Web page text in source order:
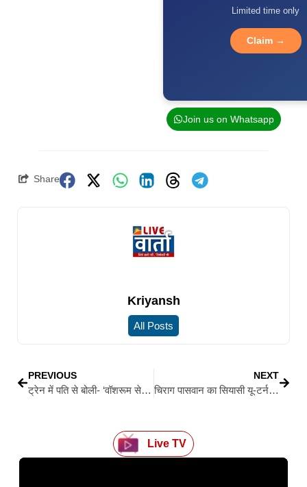
Limited time only
Claim →
Join us on Whatsapp
Share
Kriyansh
All Posts
PREVIOUS
ट्रेन में पति से बोली- ‘वॉशरूम से आती हूं…’ फिर नहीं लौटी नई-नवेली दुल्हन
NEXT
चिराग पासवान का सियासी यू-टर्न! बोले- बिहार से चुनाव नहीं लड़ूंगा, सिर्फ उम्मीदवार उतारूंगा
Live TV